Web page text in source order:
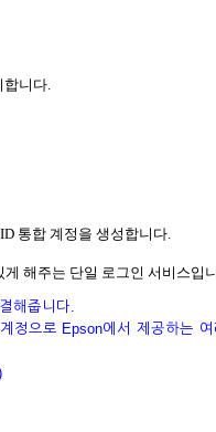
합니다.
통합 계정을 생성합니다.
해주는 단일 로그인 서비스입
해줍니다.
정으로 Epson에서 제공하는 여